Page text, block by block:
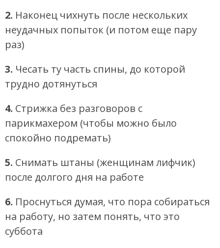
2. Наконец чихнуть после нескольких
неудачных попыток (и потом еще пару
раз)
3. Чесать ту часть спины, до которой
трудно дотянуться
4. Стрижка без разговоров с
парикмахером (чтобы можно было
спокойно подремать)
5. Снимать штаны (женщинам лифчик)
после долгого дня на работе
6. Проснуться думая, что пора собираться
на работу, но затем понять, что это
суббота